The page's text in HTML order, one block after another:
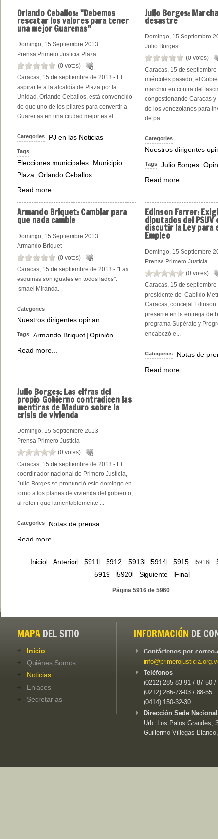
OrlandoCeballos: "Debemos
rescatar los valores para tener
una mejor Guarenas"
Domingo, 15 Septiembre 2013
Prensa Primero Justicia Plaza
(0 votes)
Caracas, 15 de septiembre de 2013.- El
aspirante a la alcaldía de Plaza por la
Unidad, Orlando Ceballos, está convencido
de que uno de los pilares para convertir a
Guarenas en una ciudad mejor es el ...
Categories PJ en las Noticias
Tags
Elecciones municipales
Municipio
Plaza Orlando Ceballos
Read more...
Julio Borges:
desastre
Domingo, 15 Septiembre
Julio Borges
(0 votes)
Caracas, 15 de
miércoles pasado, el
marchar en contra del
congestionando Caracas
de los venezolanos para
de pa...
Categories
Nuestros dirigentes
Tags Julio Borges |
Read more...
ArmandoBriquet: Cambiar para
que nada cambie
Domingo, 15 Septiembre 2013
Armando Briquet
(0 votes)
Caracas, 15 de septiembre de 2013.- "Las
esquinas son iguales en todos lados".
Ismael Miranda.
Categories
Nuestros dirigentes opinan
Tags Armando Briquet | Opinión
Read more...
EdinsonFerrer:
diputados del PSUV
discutir la Ley para
Empleo
Domingo, 15 Septiembre
Prensa Primero Justicia
(0 votes)
Caracas, 15 de
presidente del Cabildo
Caracas, concejal Edinson
presente en la entrega de
programa Supérate y
encabezó e...
Categories
Notas de
Read more...
Julio Borges: Las cifras del
propio Gobierno contradicen las
mentiras de Maduro sobre la
crisis de vivienda
Domingo, 15 Septiembre 2013
Prensa Primero Justicia
(0 votes)
Caracas, 15 de septiembre de 2013.- El
coordinador nacional de Primero Justicia,
Julio Borges se pronunció este domingo en
torno a los planes de vivienda del gobierno,
al referir que lamentablemente ...
Categories
Notas de prensa
Read more...
Inicio Anterior 5911 5912 5913 5914 5915 5916
5919
5920 Siguiente Final
Página 5916 de 5960
MAPA DEL SITIO
Inicio
Quiénes Somos
Noticias
Enlaces
Secretarías
INFORMACIÓN DE
Contáctenos por
Teléfonos
(0212) 285-83-91 / 87-50 /
(0212) 286-73-03 / 88-55
(0414) 150-32-30
Dirección Sede
Urb. Los Palos Grandes,
Guillermo Villegas